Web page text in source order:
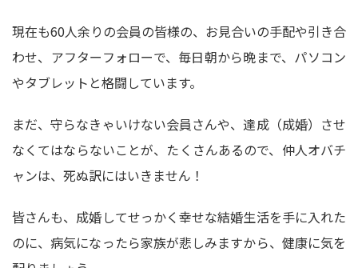
現在も60人余りの会員の皆様の、お見合いの手配や引き合
わせ、アフターフォローで、毎日朝から晩まで、パソコン
やタブレットと格闘しています。
まだ、守らなきゃいけない会員さんや、達成（成婚）させ
なくてはならないことが、たくさんあるので、仲人オバチ
ャンは、死ぬ訳にはいきません！
皆さんも、成婚してせっかく幸せな結婚生活を手に入れた
のに、病気になったら家族が悲しみますから、健康に気を